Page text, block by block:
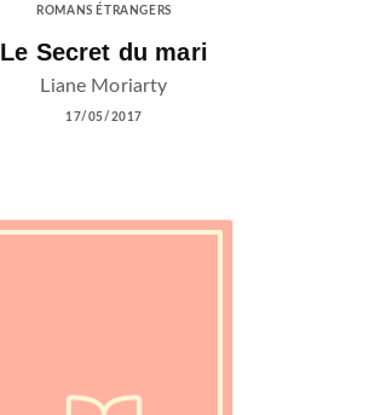
ROMANS ÉTRANGERS
Le Secret du mari
Liane Moriarty
17/05/2017